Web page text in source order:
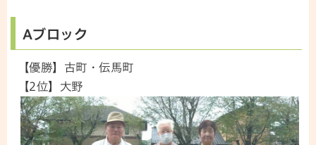
Aブロック
【優勝】古町・伝馬町
【2位】大野